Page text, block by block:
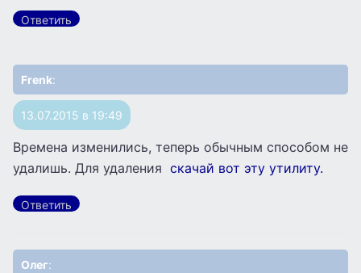
Ответить
Frenk:
13.07.2015 в 19:49
Времена изменились, теперь обычным способом не
удалишь. Для удаления скачай вот эту утилиту.
Ответить
Олег: